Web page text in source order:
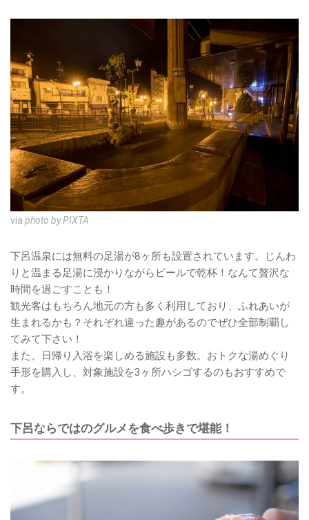
via photo by PIXTA
下呂温泉には無料の足湯が8ヶ所も設置されています。じんわ
りと温まる足湯に浸かりながらビールで乾杯！なんて贅沢な
時間を過ごすことも！
観光客はもちろん地元の方も多く利用しており、ふれあいが
生まれるかも？それぞれ違った趣があるのでぜひ全部制覇し
てみて下さい！
また、日帰り入浴を楽しめる施設も多数。おトクな湯めぐり
手形を購入し、対象施設を3ヶ所ハシゴするのもおすすめで
す。
下呂ならではのグルメを食べ歩きで堪能！